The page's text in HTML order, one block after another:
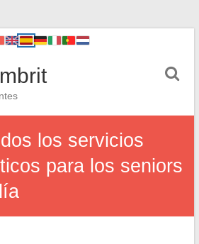
los servicios
para los seniors